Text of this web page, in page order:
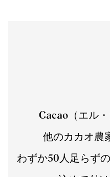
Cacao（エル・
他のカカオ農
わずか50人足らず